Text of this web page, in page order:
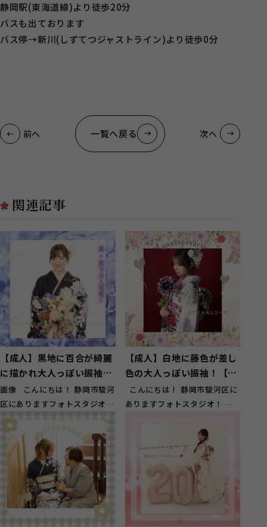
静岡駅(東海道線)より徒歩20分
バスも出ております
バス停→新川(しずてつジャストライン)より徒歩0分
前へ 一覧へ戻る 次へ
関連記事
【成人】黒地に百合が綺麗
に描かれ大人っぽい振袖
【葵区】
画像 こんにちは！ 静岡市駿河
区にありますフォトスタジオ！
ガーネット静岡インター店です
♪...
【成人】白地に藤色が差し
色の大人っぽい振袖！【駿
河区】
こんにちは！ 静岡市駿河区に
ありますフォトスタジオ！ ガ